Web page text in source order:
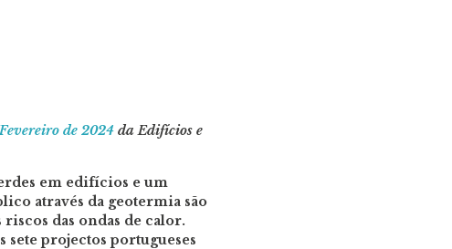
de 2024 da Edifícios e
em edifícios e um
através da geotermia são
riscos das ondas de calor.
sete projectos portugueses